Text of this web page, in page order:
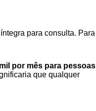
para consulta. Para
por mês para pessoas
que qualquer